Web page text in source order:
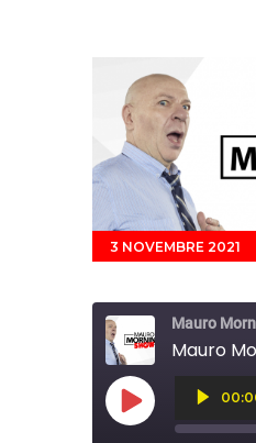
3 NOVEMBRE 2021
Mauro
Mauro
PLAY EPISODE
Audio
Player